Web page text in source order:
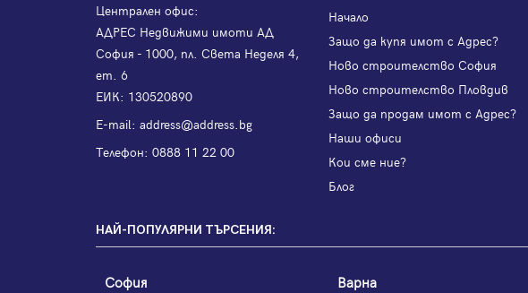
Централен офис:
АДРЕС Недвижими имоти АД
София - 1000, пл. Света Неделя 4,
ет. 6
ЕИК: 130520890
Е-mail: address@address.bg
Телефон: 0888 11 22 00
Начало
Защо да купя имот с Адрес?
Ново строителство София
Ново строителство Пловдив
Защо да продам имот с Адрес?
Наши офиси
Кои сме ние?
Блог
НАЙ-ПОПУЛЯРНИ ТЪРСЕНИЯ:
София Варна